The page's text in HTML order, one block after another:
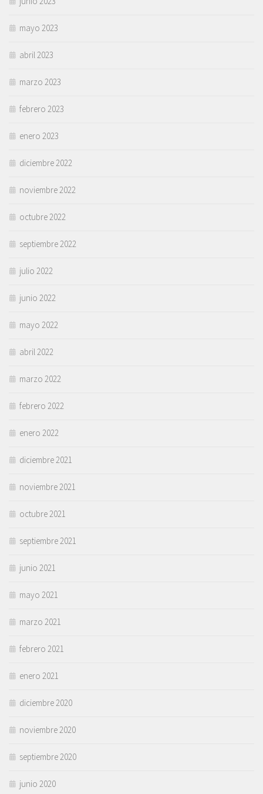
mayo 2023
abril 2023
marzo 2023
febrero 2023
enero 2023
diciembre 2022
noviembre 2022
octubre 2022
septiembre 2022
julio 2022
junio 2022
mayo 2022
abril 2022
marzo 2022
febrero 2022
enero 2022
diciembre 2021
noviembre 2021
octubre 2021
septiembre 2021
junio 2021
mayo 2021
marzo 2021
febrero 2021
enero 2021
diciembre 2020
noviembre 2020
septiembre 2020
junio 2020